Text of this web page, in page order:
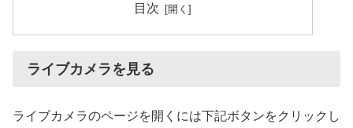
目次
ライブカメラを見る
ライブカメラのページを開くには下記ボタンをクリックし